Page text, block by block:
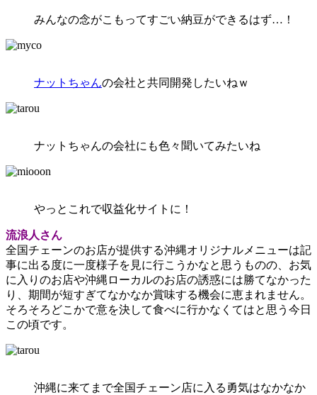
みんなの念がこもってすごい納豆ができるはず…！
ナットちゃんの会社と共同開発したいねｗ
ナットちゃんの会社にも色々聞いてみたいね
やっとこれで収益化サイトに！
流浪人さん
全国チェーンのお店が提供する沖縄オリジナルメニューは記
事に出る度に一度様子を見に行こうかなと思うものの、お気
に入りのお店や沖縄ローカルのお店の誘惑には勝てなかった
り、期間が短すぎてなかなか賞味する機会に恵まれません。
そろそろどこかで意を決して食べに行かなくてはと思う今日
この頃です。
沖縄に来てまで全国チェーン店に入る勇気はなかなか